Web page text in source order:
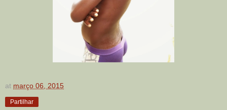
at março 06, 2015
Partilhar